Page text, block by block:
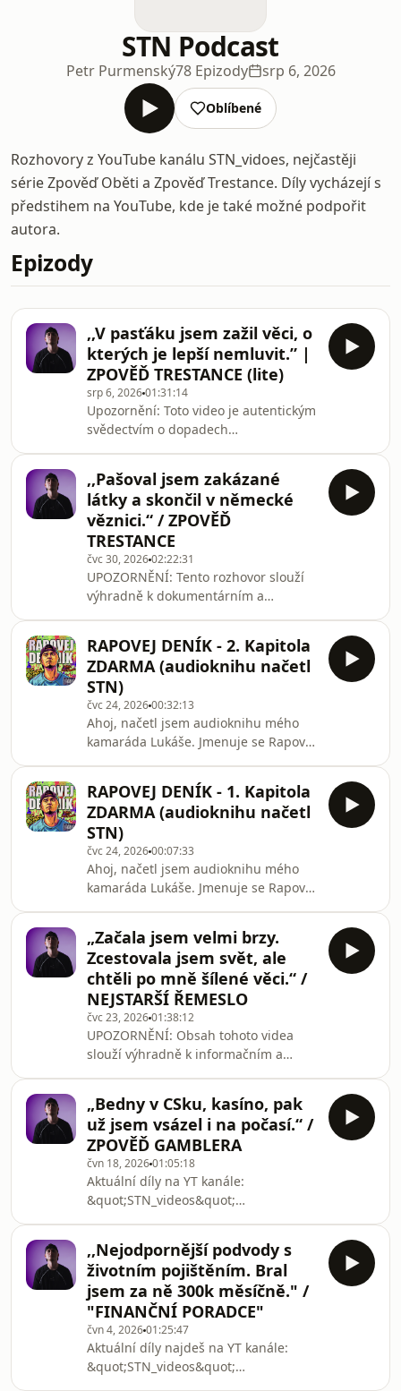
STN Podcast
Petr Purmenský78 Epizody srp 6, 2026
Oblíbené
Rozhovory z YouTube kanálu STN_vidoes, nejčastěji
série Zpověď Oběti a Zpověď Trestance. Díly vycházejí s
předstihem na YouTube, kde je také možné podpořit
autora.
Epizody
,,V pasťáku jsem zažil věci, o
kterých je lepší nemluvit.” |
ZPOVĚĎ TRESTANCE (lite)
srp 6, 202601:31:14
Upozornění: Toto video je autentickým
svědectvím o dopadech
ale jako důrazné varování před
cestou, která nikam nevede.Chceš
slyšet rozhovor v plném znění a bez
cenzury:
https://www.creathors.com/STNNové
díly na
https://www.youtube.com/STN_videos
,,Pašoval jsem zakázané
látky a skončil v německé
věznici.“ / ZPOVĚĎ
TRESTANCE
čvc 30, 202602:22:31
UPOZORNĚNÍ: Tento rozhovor slouží
výhradně k dokumentárním a
není propagovat, schvalovat ani
zlehčovat užívání nebo distribuci
zakázaných látek. Příběh hosta slouží
jako odstrašující příklad a varování
před fatálními následky nelegální
činnosti a drsnou realitou evropských
věznic.Chceš slyšet rozhovor v plném
znění a bez cenzury:
https://www.creathors.com/STNKONTAKT
RAPOVEJ DENÍK - 2. Kapitola
ZDARMA (audioknihu načetl
STN)
čvc 24, 202600:32:13
Ahoj, načetl jsem audioknihu mého
kamaráda Lukáše. Jmenuje se Rapovej
zde dáváme ZDARMA. Kdyby tě
poslech chytnul, celou knihu si můžeš
koupit a stáhnout tady:
http://rapovejdenik.cz/audioknihaSTN
2026
RAPOVEJ DENÍK - 1. Kapitola
ZDARMA (audioknihu načetl
STN)
čvc 24, 202600:07:33
Ahoj, načetl jsem audioknihu mého
kamaráda Lukáše. Jmenuje se Rapovej
poslech chytnul, celou knihu si můžeš
koupit a stáhnout tady:
http://rapovejdenik.cz/audioknihaSTN
2026
„Začala jsem velmi brzy.
Zcestovala jsem svět, ale
chtěli po mně šílené věci.“ /
NEJSTARŠÍ ŘEMESLO
čvc 23, 202601:38:12
UPOZORNĚNÍ: Obsah tohoto videa
slouží výhradně k informačním a
práci v tomto byznysu. Naším cílem je
ukázat realitu tohoto odvětví bez
příkras a upozornit na stinné stránky
a psychické i společenské následky,
které s sebou tato práce
přináší.KONTAKT (pro zájemce o
rozhovor)●
stnvideos91@gmail.comstn ©
2026#stn #zpoved #realita
„Bedny v CSku, kasíno, pak
už jsem vsázel i na počasí.“ /
ZPOVĚĎ GAMBLERA
čvn 18, 202601:05:18
Aktuální díly na YT kanále:
&quot;STN_videos&quot;
Naším cílem je otevřeně ukázat realitu
závislosti a její dopady na život
mladého člověka. Pokud vy nebo
někdo ve vašem okolí bojuje s
hazardem, vyhledejte pomoc. Odkazy
najdeš ZDE:Národní linka pro
odvykání: 📞 800 350 000 (Po–Pá,
,,Nejodpornější podvody s
životním pojištěním. Bral
jsem za ně 300k měsíčně." /
"FINANČNÍ PORADCE"
čvn 4, 202601:25:47
Aktuální díly najdeš na YT kanále:
&quot;STN_videos&quot;